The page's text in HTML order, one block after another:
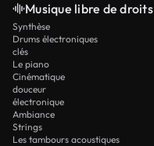
Musique libre de droits
Synthèse
Drums électroniques
clés
Le piano
Cinématique
douceur
électronique
Ambiance
Strings
Les tambours acoustiques